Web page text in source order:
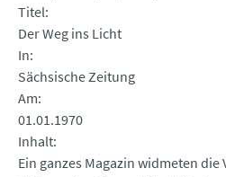
Titel
Der Weg ins Licht
In
Sächsische Zeitung
Am
01.01.1970
Inhalt
Ein ganzes Magazin widmeten